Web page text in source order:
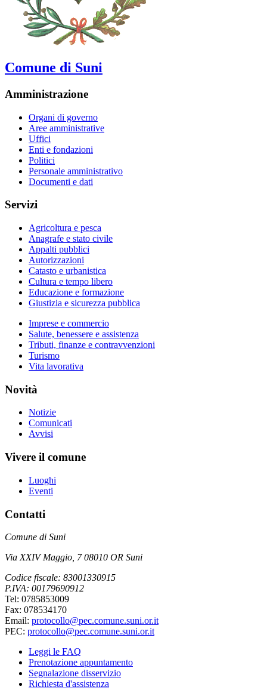
Comune di Suni
Amministrazione
Organi di governo
Aree amministrative
Uffici
Enti e fondazioni
Politici
Personale amministrativo
Documenti e dati
Servizi
Agricoltura e pesca
Anagrafe e stato civile
Appalti pubblici
Autorizzazioni
Catasto e urbanistica
Cultura e tempo libero
Educazione e formazione
Giustizia e sicurezza pubblica
Imprese e commercio
Salute, benessere e assistenza
Tributi, finanze e contravvenzioni
Turismo
Vita lavorativa
Novità
Notizie
Comunicati
Avvisi
Vivere il comune
Luoghi
Eventi
Contatti
Comune di Suni
Via XXIV Maggio, 7 08010 OR Suni
Codice fiscale: 83001330915
P.IVA: 00179690912
Tel: 0785853009
Fax: 078534170
Email: protocollo@pec.comune.suni.or.it
PEC: protocollo@pec.comune.suni.or.it
Leggi le FAQ
Prenotazione appuntamento
Segnalazione disservizio
Richiesta d'assistenza